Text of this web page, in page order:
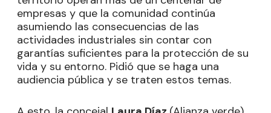
empresas y que la comunidad continúa
asumiendo las consecuencias de las
actividades industriales sin contar con
garantías suficientes para la protección de su
vida y su entorno. Pidió que se haga una
audiencia pública y se traten estos temas.